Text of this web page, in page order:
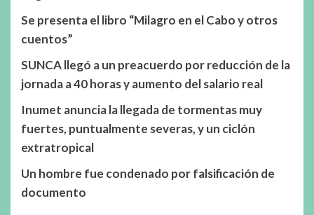
Se presenta el libro “Milagro en el Cabo y otros
cuentos”
SUNCA llegó a un preacuerdo por reducción de la
jornada a 40 horas y aumento del salario real
Inumet anuncia la llegada de tormentas muy
fuertes, puntualmente severas, y un ciclón
extratropical
Un hombre fue condenado por falsificación de
documento